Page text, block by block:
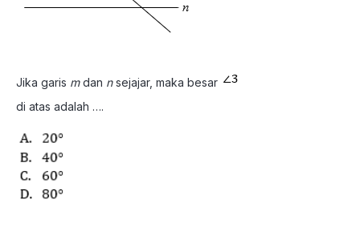
Jika garis mdan nsejajar, maka besar
di atas adalah ….